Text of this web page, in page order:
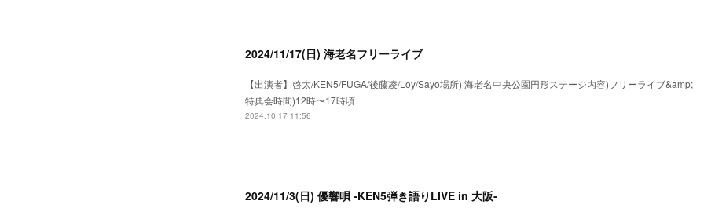
2024/11/17(日) 海老名フリーライブ
【出演者】啓太/KEN5/FUGA/後藤凌/Loy/Sayo場所) 海老名中央公園円形ステージ内容)フリーライブ&amp;
特典会時間)12時〜17時頃
2024.10.17 11:56
2024/11/3(日) 優響唄 -KEN5弾き語りLIVE in 大阪-